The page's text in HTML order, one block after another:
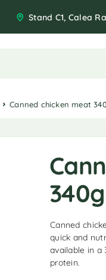
Stand C1, Calea
Canned chicken meat
Canned
quick and
available in a
protein.